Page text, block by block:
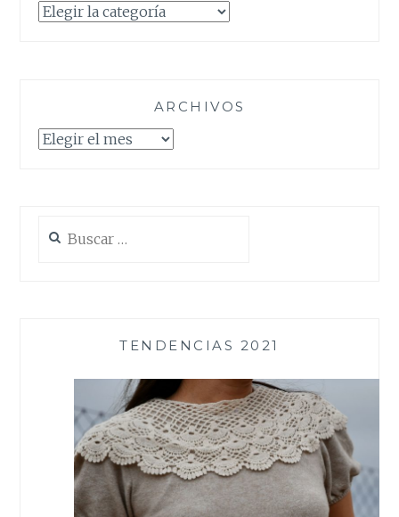
Categorías
ARCHIVOS
Archivos
TENDENCIAS 2021